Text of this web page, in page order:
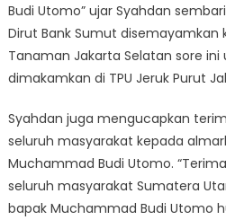
Budi Utomo” ujar Syahdan
Dirut Bank Sumut disemayamkan
Tanaman Jakarta Selatan sore
dimakamkan di TPU Jeruk Purut
Syahdan juga mengucapkan
seluruh masyarakat kepada
Muchammad Budi Utomo.
seluruh masyarakat Sumatera
bapak Muchammad Budi Utomo